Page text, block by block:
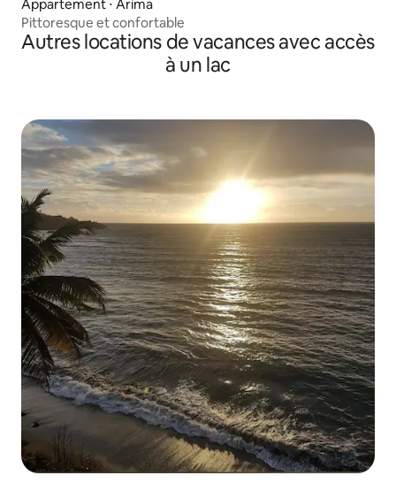
Appartement ⋅ Arima
Pittoresque et confortable
Autres locations de vacances avec accès
à un lac